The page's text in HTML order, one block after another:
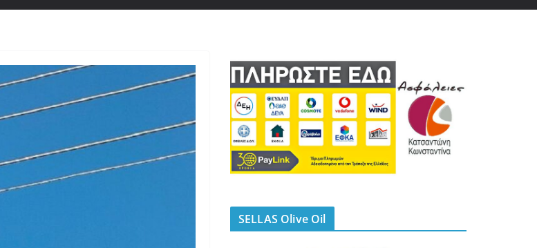
SELLAS Olive Oil